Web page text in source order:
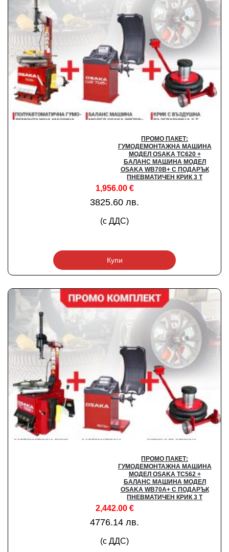
ПРОМО ПАКЕТ:
ГУМОДЕМОНТАЖНА МАШИНА
МОДЕЛ OSAKA TC620 +
БАЛАНС МАШИНА МОДЕЛ
OSAKA WB70B+ С ПОДАРЪК
ПНЕВМАТИЧЕН КРИК 3 Т
1,956.00 €
3825.60 лв.
(с ДДС)
Купи
ПРОМО ПАКЕТ:
ГУМОДЕМОНТАЖНА МАШИНА
МОДЕЛ OSAKA TC562 +
БАЛАНС МАШИНА МОДЕЛ
OSAKA WB70A+ С ПОДАРЪК
ПНЕВМАТИЧЕН КРИК 3 Т
2,442.00 €
4776.14 лв.
(с ДДС)